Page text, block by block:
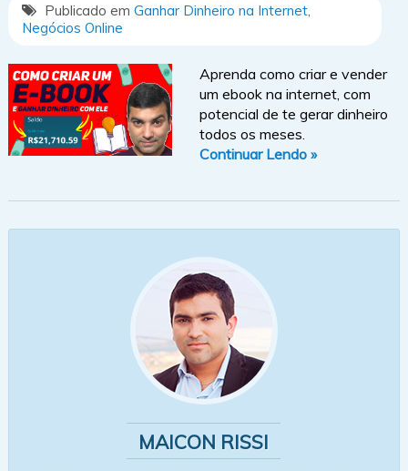
Publicado em Ganhar Dinheiro na Internet,
Negócios Online
Aprenda como criar e vender
um ebook na internet, com
potencial de te gerar dinheiro
todos os meses.
Continuar Lendo »
MAICON RISSI